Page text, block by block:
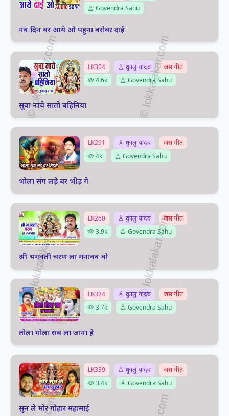
Govendra Sahu
नव दिन बर आये ओ पहुना बरोबर दाई
LK304 दुकालु यादव
जस गीत
4.6k
Govendra Sahu
सुवा नाचे सातो बहिनिया
LK291 दुकालु यादव
जस गीत
4k
Govendra Sahu
भोला संग लड़े बर भीड़ गे
LK260 दुकालु यादव
जस गीत
3.9k
Govendra Sahu
श्री भगवती चरण ला मनावव वो
LK324 दुकालु यादव
जस गीत
3.7k
Govendra Sahu
तोला मोला सब ला जाना हे
LK339 दुकालु यादव
जस गीत
3.4k
Govendra Sahu
सुन ले मोर गोहार महामाई